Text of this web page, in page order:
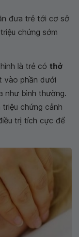
đưa trẻ tới cơ sở
chứng sớm
là trẻ có thở
vào phần dưới
như bình thường.
chứng cảnh
trị tích cực để